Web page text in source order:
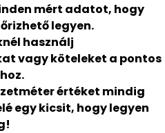
mért adatot, hogy
legyen.
használj
vagy köteleket a pontos
értéket mindig
egy kicsit, hogy legyen